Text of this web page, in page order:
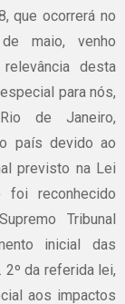
que ocorrerá no
maio, venho
desta
para nós,
de Janeiro,
país devido ao
previsto na Lei
foi reconhecido
Tribunal
inicial das
2º da referida lei,
aos impactos